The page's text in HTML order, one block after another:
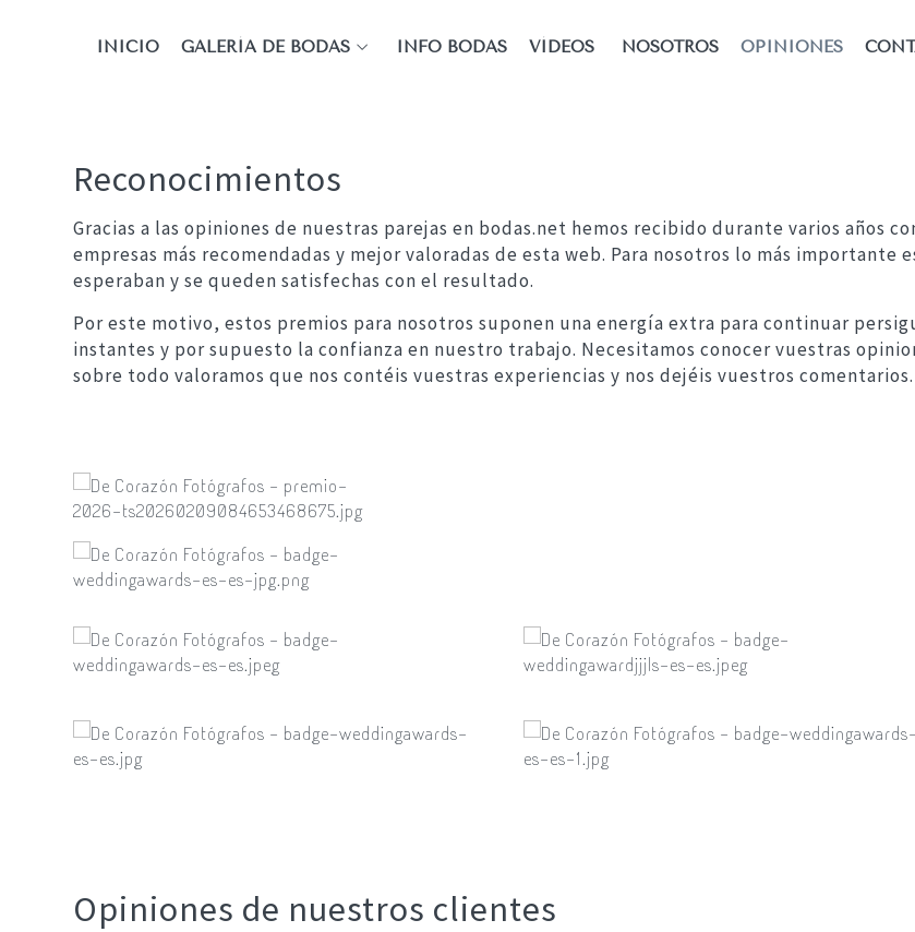
INICIO GALERÍA DE BODAS INFO BODAS VÍDEOS NOSOTROS OPINIONES
Reconocimientos
Gracias a las opiniones de nuestras parejas en bodas.net hemos recibido durante varios años
empresas más recomendadas y mejor valoradas de esta web. Para nosotros lo más
esperaban y se queden satisfechas con el resultado.
Por este motivo, estos premios para nosotros suponen una energía extra para continuar
instantes y por supuesto la confianza en nuestro trabajo. Necesitamos conocer vuestras
sobre todo valoramos que nos contéis vuestras experiencias y nos dejéis vuestros comentarios.
Opiniones de nuestros clientes